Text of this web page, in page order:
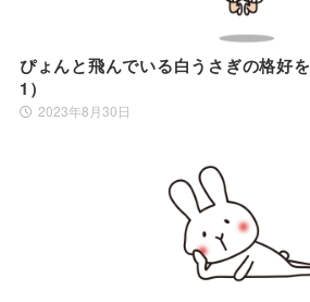
ぴょんと飛んでいる白うさぎの格好
1）
2023年8月30日